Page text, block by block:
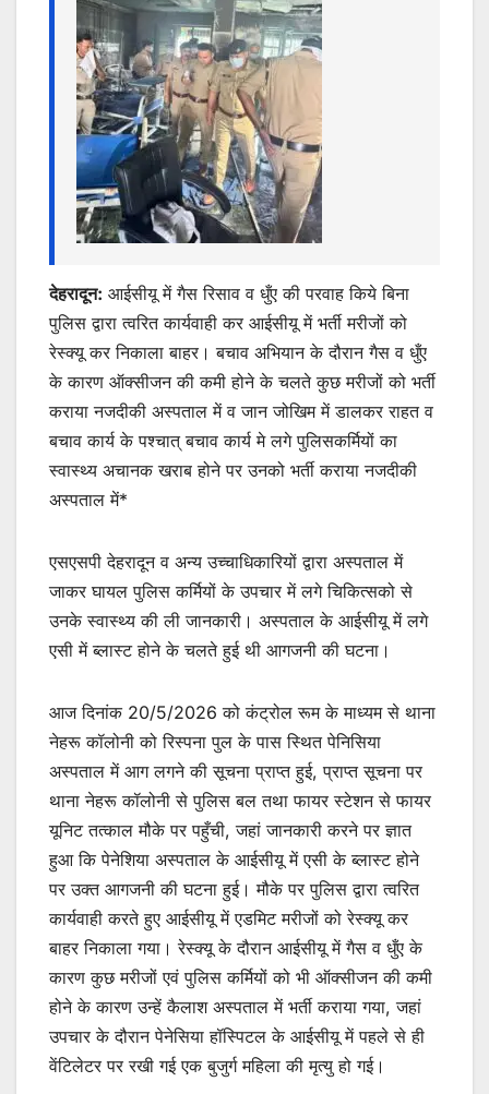
देहरादून: आईसीयू में गैस रिसाव व धुँए की परवाह किये बिना
पुलिस द्वारा त्वरित कार्यवाही कर आईसीयू में भर्ती मरीजों को
रेस्क्यू कर निकाला बाहर। बचाव अभियान के दौरान गैस व धुँए
के कारण ऑक्सीजन की कमी होने के चलते कुछ मरीजों को भर्ती
कराया नजदीकी अस्पताल में व जान जोखिम में डालकर राहत व
बचाव कार्य के पश्चात् बचाव कार्य मे लगे पुलिसकर्मियों का
स्वास्थ्य अचानक खराब होने पर उनको भर्ती कराया नजदीकी
अस्पताल में*
एसएसपी देहरादून व अन्य उच्चाधिकारियों द्वारा अस्पताल में
जाकर घायल पुलिस कर्मियों के उपचार में लगे चिकित्सको से
उनके स्वास्थ्य की ली जानकारी। अस्पताल के आईसीयू में लगे
एसी में ब्लास्ट होने के चलते हुई थी आगजनी की घटना।
आज दिनांक 20/5/2026 को कंट्रोल रूम के माध्यम से थाना
नेहरू कॉलोनी को रिस्पना पुल के पास स्थित पेनिसिया
अस्पताल में आग लगने की सूचना प्राप्त हुई, प्राप्त सूचना पर
थाना नेहरू कॉलोनी से पुलिस बल तथा फायर स्टेशन से फायर
यूनिट तत्काल मौके पर पहुँची, जहां जानकारी करने पर ज्ञात
हुआ कि पेनेशिया अस्पताल के आईसीयू में एसी के ब्लास्ट होने
पर उक्त आगजनी की घटना हुई। मौके पर पुलिस द्वारा त्वरित
कार्यवाही करते हुए आईसीयू में एडमिट मरीजों को रेस्क्यू कर
बाहर निकाला गया। रेस्क्यू के दौरान आईसीयू में गैस व धुँए के
कारण कुछ मरीजों एवं पुलिस कर्मियों को भी ऑक्सीजन की कमी
होने के कारण उन्हें कैलाश अस्पताल में भर्ती कराया गया, जहां
उपचार के दौरान पेनेसिया हॉस्पिटल के आईसीयू में पहले से ही
वेंटिलेटर पर रखी गई एक बुजुर्ग महिला की मृत्यु हो गई।